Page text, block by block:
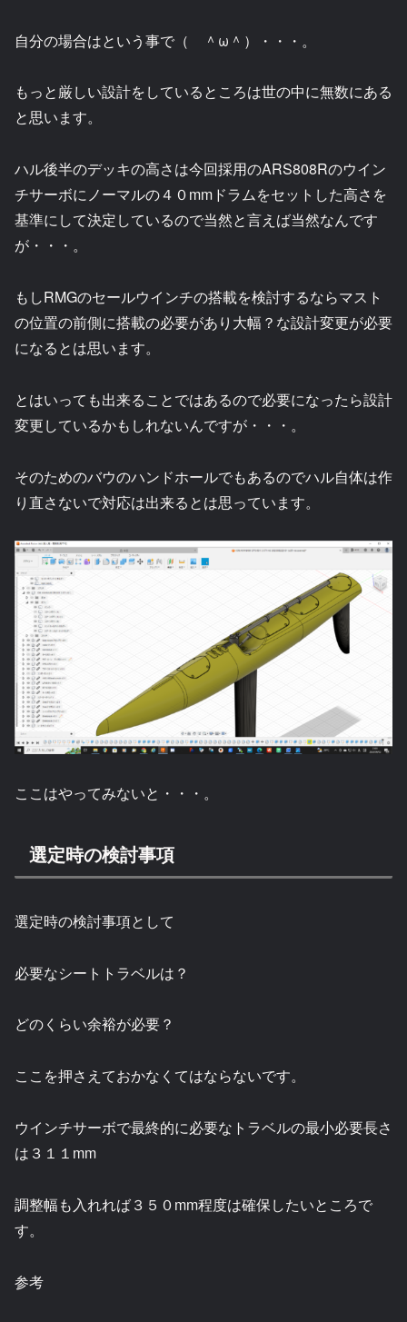
自分の場合はという事で（ ＾ω＾）・・・。
もっと厳しい設計をしているところは世の中に無数にある
と思います。
ハル後半のデッキの高さは今回採用のARS808Rのウイン
チサーボにノーマルの４０mmドラムをセットした高さを
基準にして決定しているので当然と言えば当然なんです
が・・・。
もしRMGのセールウインチの搭載を検討するならマスト
の位置の前側に搭載の必要があり大幅？な設計変更が必要
になるとは思います。
とはいっても出来ることではあるので必要になったら設計
変更しているかもしれないんですが・・・。
そのためのバウのハンドホールでもあるのでハル自体は作
り直さないで対応は出来るとは思っています。
ここはやってみないと・・・。
選定時の検討事項
選定時の検討事項として
必要なシートトラベルは？
どのくらい余裕が必要？
ここを押さえておかなくてはならないです。
ウインチサーボで最終的に必要なトラベルの最小必要長さ
は３１１mm
調整幅も入れれば３５０mm程度は確保したいところで
す。
参考